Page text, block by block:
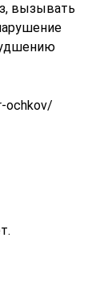
вызывать
ochkov/